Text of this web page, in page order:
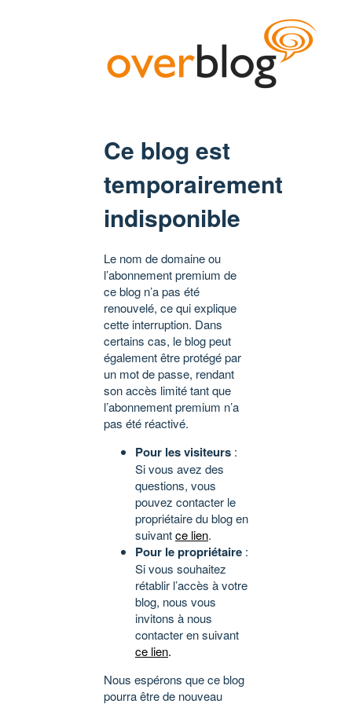
Ce blog est
temporairement
indisponible
Le nom de domaine ou
l’abonnement premium de
ce blog n’a pas été
renouvelé, ce qui explique
cette interruption. Dans
certains cas, le blog peut
également être protégé par
un mot de passe, rendant
son accès limité tant que
l’abonnement premium n’a
pas été réactivé.
Pour les visiteurs :
Si vous avez des
questions, vous
pouvez contacter le
propriétaire du blog en
suivantce lien.
Pour le propriétaire :
Si vous souhaitez
rétablir l’accès à votre
blog, nous vous
invitons à nous
contacter en suivant
ce lien.
Nous espérons que ce blog
pourra être de nouveau